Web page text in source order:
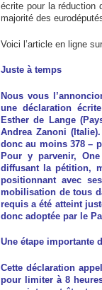
écrite pour la réduction
majorité des
Voici l’article en ligne
Juste à temps
Nous vous
une déclaration
Esther de Lange
Andrea Zanoni
donc au moins 378 –
Pour y parvenir,
diffusant la pétition,
positionnant avec
mobilisation de tous
requis a été atteint
donc adoptée par le
Une étape importante
Cette déclaration
pour limiter à 8